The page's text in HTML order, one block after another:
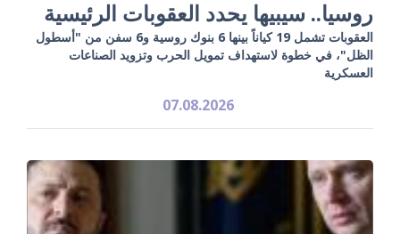
روسيا.. سيبيها يحدد العقوبات الرئيسية
العقوبات تشمل 19 كياناً بينها 6 بنوك روسية و6 سفن من "أسطول
الظل"، في خطوة لاستهداف تمويل الحرب وتزويد الصناعات
العسكرية
07.08.2026